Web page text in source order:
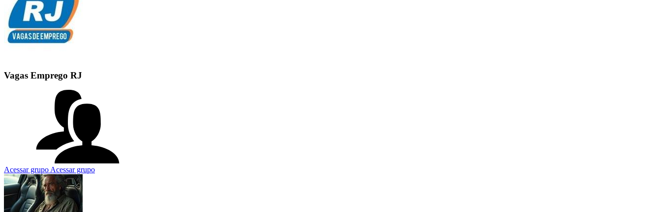
Vagas Emprego RJ
Acessar grupo Acessar grupo